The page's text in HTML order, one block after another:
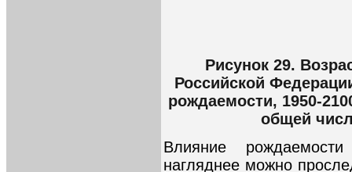
Рисунок 29.
Российской
рождаемости, 1950-
общей
Влияние
нагляднее можно